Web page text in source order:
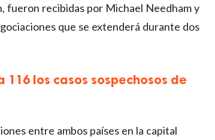
fueron recibidas por Michael Needham y
que se extenderá durante dos
116 los casos sospechosos de
entre ambos países en la capital